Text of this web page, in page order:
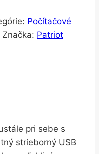
Počítačové
Značka: Patriot
pri sebe s
strieborný USB